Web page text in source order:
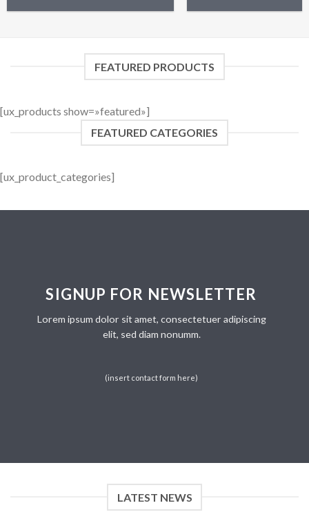
FEATURED PRODUCTS
[ux_products show=»featured»]
FEATURED CATEGORIES
[ux_product_categories]
SIGNUP FOR NEWSLETTER
Lorem ipsum dolor sit amet, consectetuer adipiscing
elit, sed diam nonumm.
(insert contact form here)
LATEST NEWS